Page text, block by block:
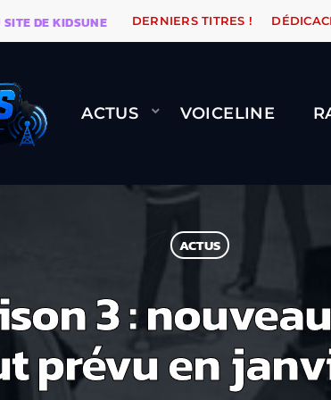
KIDSUNE WARÉTRO ORANGE ROAD
DERNIERS TITRES !
ACTUS VOICELINE
ACTUS
3 :
prévu en